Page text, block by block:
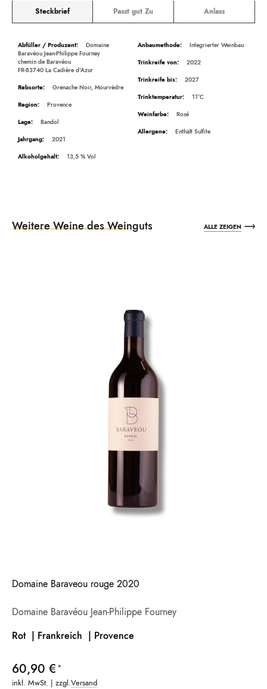
Steckbrief Passt gut Zu Anlass
Beschreibung
Baravéou Jean-Philippe Fourney
chemin de Baravéou
FR-83740 La Cadière d'Azur
Grenache Noir, Mourvèdre
Provence
Bandol
2021
13,5
Integrierter Weinbau
2022
2027
11°C
Rosé
Enthält Sulfite
Weitere Weine des Weinguts ALLE ZEIGEN
Domaine Baraveou rouge 2020
Domaine Baravéou Jean-Philippe Fourney
Rot | Frankreich | Provence
60,90 €
inkl. MwSt. | zzgl.Versand